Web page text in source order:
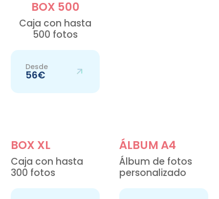
BOX 500
Caja con hasta
500 fotos
Desde
56€
BOX XL
Caja con hasta
300 fotos
ÁLBUM A4
Álbum de fotos
personalizado